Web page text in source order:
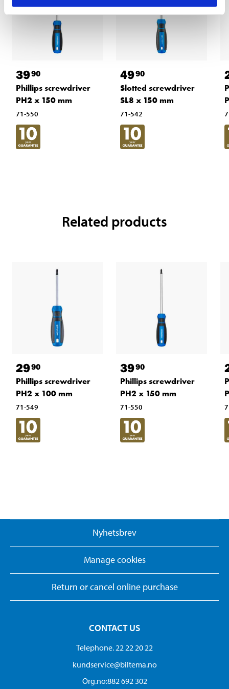
3990
Phillips screwdriver
PH2 x 150 mm
71-550
4990
Slotted screwdriver
SL8 x 150 mm
71-542
Related products
2990
Phillips screwdriver
PH2 x 100 mm
71-549
3990
Phillips screwdriver
PH2 x 150 mm
71-550
Nyhetsbrev
Manage cookies
Return or cancel online purchase
CONTACT US
Telephone. 22 22 20 22
kundservice@biltema.no
Org.no:882 692 302